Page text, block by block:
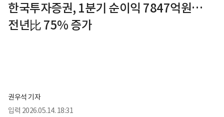
한국투자증권, 1분기 순이익 7847억원…
전년比 75% 증가
권우석 기자
입력 2026.05.14. 18:31